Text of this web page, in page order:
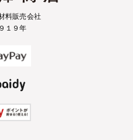
料販売会社
１９年